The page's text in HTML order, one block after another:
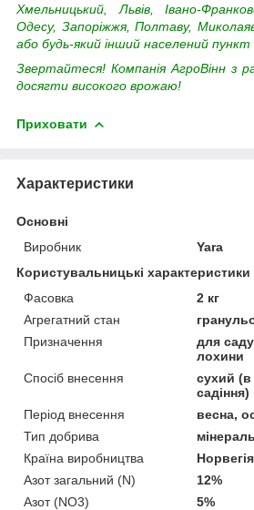
Хмельницький, Львів, Івано-
Одесу, Запоріжжя, Полтаву,
або будь-який інший населений пункт
Звертайтеся! Компанія АгроВінн з
досягти високого врожаю!
Приховати
Характеристики
Основні
Виробник
Yara
Користувальницькі характеристики
Фасовка
2 кг
Агрегатний стан
Призначення
для
лохини
Спосіб внесення
сухий (в
садіння)
Період внесення
весна,
Тип добрива
Країна виробництва
Норвегія
Азот загальний (N)
12%
Азот (NO3)
5%